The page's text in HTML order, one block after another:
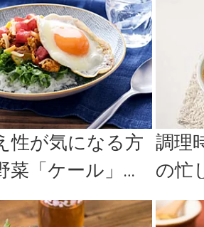
性が気になる方
菜「ケール」を
ピ＜3選＞
調理
の忙
で美